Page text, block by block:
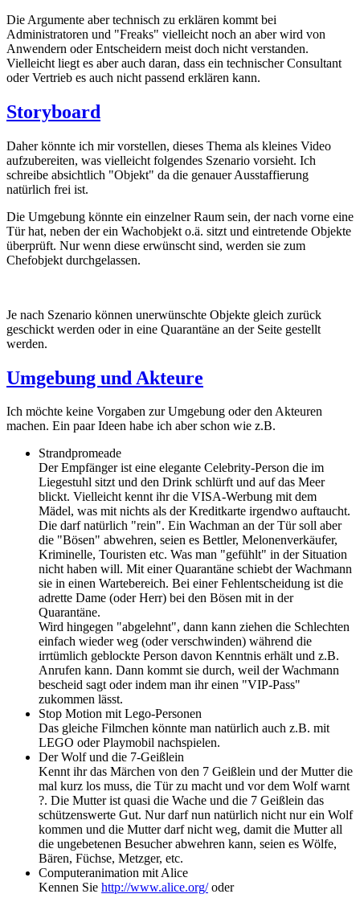
Die Argumente aber technisch zu erklären kommt bei
Administratoren und "Freaks" vielleicht noch an aber wird von
Anwendern oder Entscheidern meist doch nicht verstanden.
Vielleicht liegt es aber auch daran, dass ein technischer Consultant
oder Vertrieb es auch nicht passend erklären kann.
Storyboard
Daher könnte ich mir vorstellen, dieses Thema als kleines Video
aufzubereiten, was vielleicht folgendes Szenario vorsieht. Ich
schreibe absichtlich "Objekt" da die genauer Ausstaffierung
natürlich frei ist.
Die Umgebung könnte ein einzelner Raum sein, der nach vorne eine
Tür hat, neben der ein Wachobjekt o.ä. sitzt und eintretende Objekte
überprüft. Nur wenn diese erwünscht sind, werden sie zum
Chefobjekt durchgelassen.
Je nach Szenario können unerwünschte Objekte gleich zurück
geschickt werden oder in eine Quarantäne an der Seite gestellt
werden.
Umgebung und Akteure
Ich möchte keine Vorgaben zur Umgebung oder den Akteuren
machen. Ein paar Ideen habe ich aber schon wie z.B.
Strandpromeade
Der Empfänger ist eine elegante Celebrity-Person die im
Liegestuhl sitzt und den Drink schlürft und auf das Meer
blickt. Vielleicht kennt ihr die VISA-Werbung mit dem
Mädel, was mit nichts als der Kreditkarte irgendwo auftaucht.
Die darf natürlich "rein". Ein Wachman an der Tür soll aber
die "Bösen" abwehren, seien es Bettler, Melonenverkäufer,
Kriminelle, Touristen etc. Was man "gefühlt" in der Situation
nicht haben will. Mit einer Quarantäne schiebt der Wachmann
sie in einen Wartebereich. Bei einer Fehlentscheidung ist die
adrette Dame (oder Herr) bei den Bösen mit in der
Quarantäne.
Wird hingegen "abgelehnt", dann kann ziehen die Schlechten
einfach wieder weg (oder verschwinden) während die
irrtümlich geblockte Person davon Kenntnis erhält und z.B.
Anrufen kann. Dann kommt sie durch, weil der Wachmann
bescheid sagt oder indem man ihr einen "VIP-Pass"
zukommen lässt.
Stop Motion mit Lego-Personen
Das gleiche Filmchen könnte man natürlich auch z.B. mit
LEGO oder Playmobil nachspielen.
Der Wolf und die 7-Geißlein
Kennt ihr das Märchen von den 7 Geißlein und der Mutter die
mal kurz los muss, die Tür zu macht und vor dem Wolf warnt
?. Die Mutter ist quasi die Wache und die 7 Geißlein das
schützenswerte Gut. Nur darf nun natürlich nicht nur ein Wolf
kommen und die Mutter darf nicht weg, damit die Mutter all
die ungebetenen Besucher abwehren kann, seien es Wölfe,
Bären, Füchse, Metzger, etc.
Computeranimation mit Alice
Kennen Sie http://www.alice.org/oder